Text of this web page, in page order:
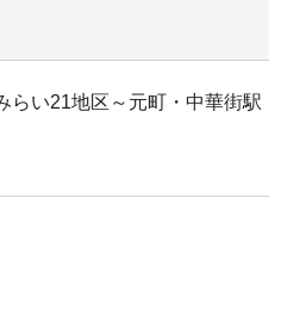
らい21地区～元町・中華街駅